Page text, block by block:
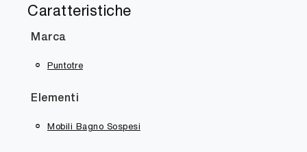
Caratteristiche
Marca
Puntotre
Elementi
Mobili Bagno Sospesi